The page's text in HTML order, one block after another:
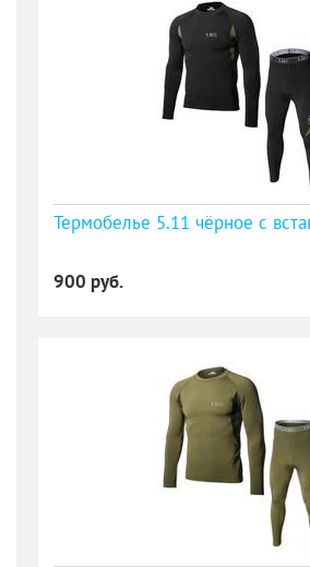
Термобелье 5.11 чёрное с
900 руб.